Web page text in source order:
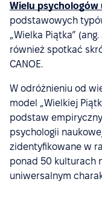
Wielu psychologów
podstawowych
„Wielka Piątka” (ang.
również spotkać
CANOE.
W odróżnieniu od
model „Wielkiej
podstaw
psychologii
zidentyfikowane w
ponad 50 kulturach
uniwersalnym